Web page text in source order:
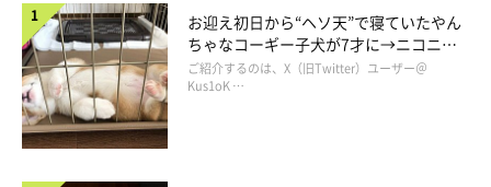
お迎え初日から“ヘソ天”で寝ていたやん
ちゃなコーギー子犬が7才に→ニコニ
コ“コーギースマイル”が魅力のコに成
長！
ご紹介するのは、X（旧Twitter）ユーザー＠
Kus1oK …